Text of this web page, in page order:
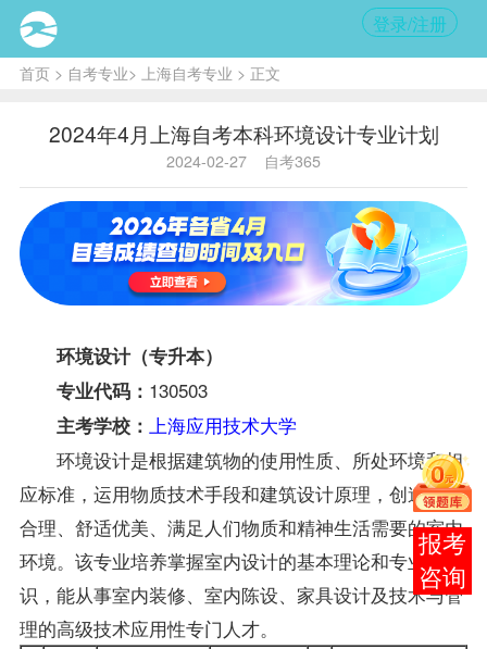
登录/注册
首页> 自考专业> 上海自考专业 > 正文
2024年4月上海自考本科环境设计专业计划
2024-02-27 自考365
环境设计（专升本）
专业代码： 130503
主考学校： 上海应用技术大学
环境设计是根据建筑物的使用性质、所处环境和相
应标准，运用物质技术手段和建筑设计原理，创造功能
合理、舒适优美、满足人们物质和精神生活需要的室内
环境。该专业培养掌握室内设计的基本理论和专业知
识，能从事室内装修、室内陈设、家具设计及技术与管
理的高级技术应用性专门人才。
报考
咨询